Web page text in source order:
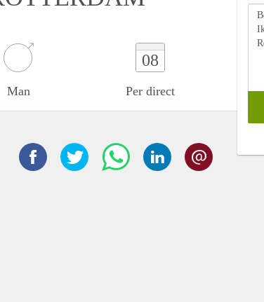
Man
08
Per direct